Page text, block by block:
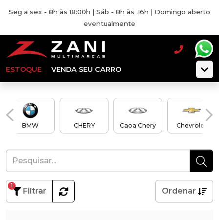
Seg a sex - 8h às 18:00h | Sáb - 8h às .16h | Domingo aberto
eventualmente
ESTOQUE VENDA SEU CARRO
BMW CHERY Caoa Chery Chevrolet
Filtrar
1
Ordenar